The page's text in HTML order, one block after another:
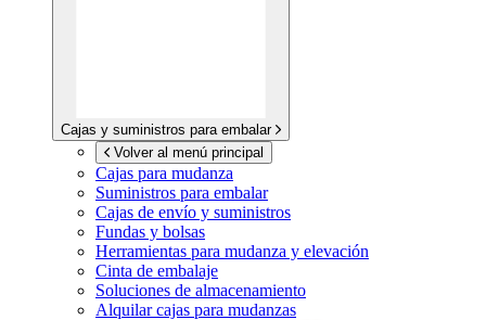
Cajas y suministros para embalar
Volver al menú principal
Cajas para mudanza
Suministros para embalar
Cajas de envío y suministros
Fundas y bolsas
Herramientas para mudanza y elevación
Cinta de embalaje
Soluciones de almacenamiento
Alquilar cajas para mudanzas